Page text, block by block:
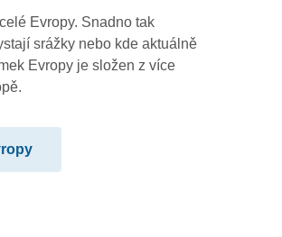
21:35
21:25
21:15
Evropy. Snadno tak
srážky nebo kde aktuálně
Evropy je složen z více